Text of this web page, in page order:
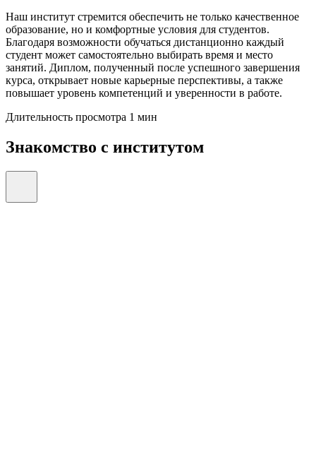
Наш институт стремится обеспечить не только качественное
образование, но и комфортные условия для студентов.
Благодаря возможности обучаться дистанционно каждый
студент может самостоятельно выбирать время и место
занятий. Диплом, полученный после успешного завершения
курса, открывает новые карьерные перспективы, а также
повышает уровень компетенций и уверенности в работе.
Длительность просмотра 1 мин
Знакомство с институтом